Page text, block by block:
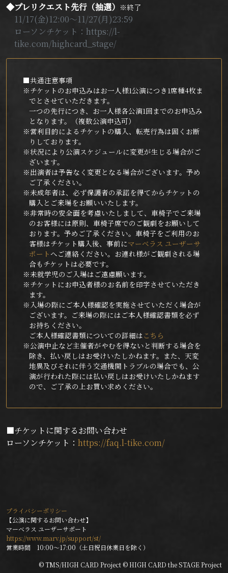
◆プレリクエスト先行（抽選） ※終了
11/17(金)12:00～11/27(月)23:59
ローソンチケット：https://l-
tike.com/highcard_stage/
■共通注意事項
※チケットのお申込みはお一人様1公演につき1席種4枚ま
でとさせていただきます。
一つの先行につき、お一人様各公演1回までのお申込み
となります。（複数公演申込可）
※営利目的によるチケットの購入、転売行為は固くお断
りしております。
※状況により公演スケジュールに変更が生じる場合がご
ざいます。
※出演者は予告なく変更となる場合がございます。予め
ご了承ください。
※未成年者は、必ず保護者の承諾を得てからチケットの
購入とご来場をお願いいたします。
※非常時の安全面を考慮いたしまして、車椅子でご来場
のお客様には原則、車椅子席でのご観劇をお願いして
おります。予めご了承ください。車椅子をご利用のお
客様はチケット購入後、事前にマーベラス ユーザーサ
ポートへご連絡ください。お連れ様がご観劇される場
合もチケットは必要です。
※未就学児のご入場はご遠慮願います。
※チケットにお申込者様のお名前を印字させていただき
ます。
※入場の際にご本人様確認を実施させていただく場合が
ございます。ご来場の際にはご本人様確認書類を必ず
お持ちください。
ご本人様確認書類についての詳細は こちら
※公演中止など主催者がやむを得ないと判断する場合を
除き、払い戻しはお受けいたしかねます。また、天変
地異及びそれに伴う交通機関トラブルの場合でも、公
演が行われた際には払い戻しはお受けいたしかねます
ので、ご了承の上お買い求めください。
■チケットに関するお問い合わせ
ローソンチケット： https://faq.l-tike.com/
プライバシーポリシー
【公演に関するお問い合わせ】
マーベラス ユーザーサポート
https://www.marv.jp/support/st/
営業時間 10:00～17:00（土日祝日休業日を除く）
© TMS/HIGH CARD Project © HIGH CARD the STAGE Project